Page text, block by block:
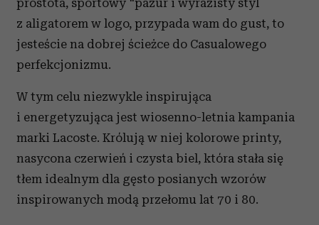
prostota, sportowy "pazur i wyrazisty styl
z aligatorem w logo, przypada wam do gust, to
jesteście na dobrej ścieżce do Casualowego
perfekcjonizmu.
W tym celu niezwykle inspirująca
i energetyzująca jest wiosenno-letnia kampania
marki Lacoste. Królują w niej kolorowe printy,
nasycona czerwień i czysta biel, która stała się
tłem idealnym dla gęsto posianych wzorów
inspirowanych modą przełomu lat 70 i 80.